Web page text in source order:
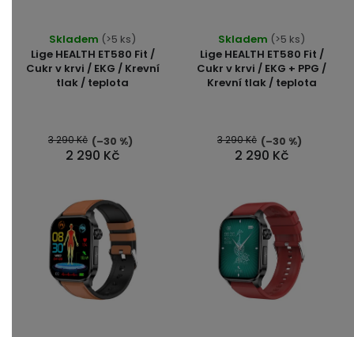
Lige HEALTH ET580 Fit /
Cukr v krvi / EKG / Krevní
tlak / teplota
Skladem (>5 ks)
2 290 Kč
3 290 Kč (–30 %)
Lige HEALTH ET580 Fit /
Cukr v krvi / EKG + PPG /
Krevní tlak / teplota
hodnocení
produktu
je
5
hvězdiček.
Skladem (>5 ks)
2 290 Kč
3 290 Kč (–30 %)